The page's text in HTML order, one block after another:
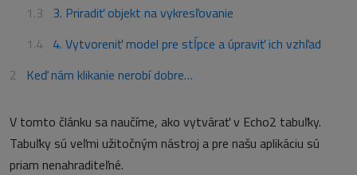
3. Priradiť objekt na vykresľovanie
4. Vytvoreniť model pre stĺpce a úpraviť ich vzhľad
Keď nám klikanie nerobí dobre…
V tomto článku sa naučíme, ako vytvárať v Echo2 tabuľky.
Tabuľky sú veľmi užitočným nástroj a pre našu aplikáciu sú
priam nenahraditeľné.